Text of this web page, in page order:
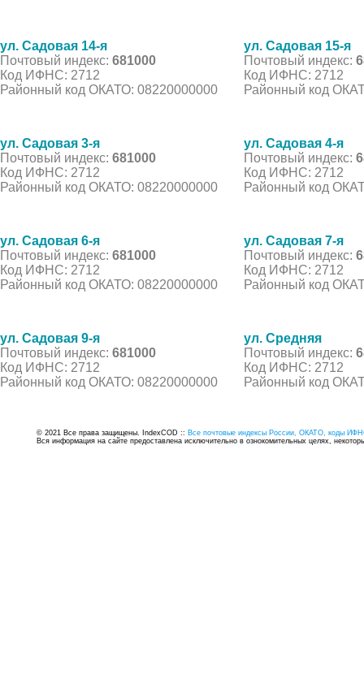
ул. Садовая 14-я
Почтовый индекс: 681000
Код ИФНС: 2712
Районный код ОКАТО: 08220000000
ул. Садовая 15-я
Почтовый индекс:
Код ИФНС: 2712
Районный код
ул. Садовая 3-я
Почтовый индекс: 681000
Код ИФНС: 2712
Районный код ОКАТО: 08220000000
ул. Садовая 4-я
Почтовый индекс:
Код ИФНС: 2712
Районный код
ул. Садовая 6-я
Почтовый индекс: 681000
Код ИФНС: 2712
Районный код ОКАТО: 08220000000
ул. Садовая 7-я
Почтовый индекс:
Код ИФНС: 2712
Районный код
ул. Садовая 9-я
Почтовый индекс: 681000
Код ИФНС: 2712
Районный код ОКАТО: 08220000000
ул. Средняя
Почтовый индекс:
Код ИФНС: 2712
Районный код
© 2021 Все права защищены. IndexCOD :: Все почтовые индексы России, ОКАТО, коды
Вся информация на сайте предоставлена исключительно в ознокомительных целях,